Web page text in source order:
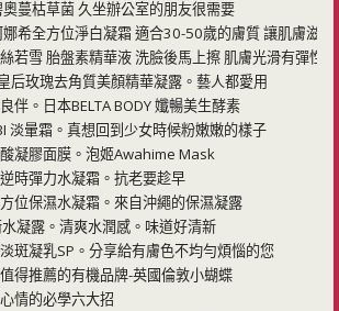
蔓枯草菌 久坐辦公室的朋友很需要
娜希全方位淨白凝霜 適合30-50歲的膚質 讓肌膚滋
若雪 胎盤素精華液 洗臉後馬上擦 肌膚光滑有彈性
后玫瑰去角質美顏精華凝露。藝人都愛用
伴。日本BELTA BODY 孅暢美生酵素
淡暈霜。真想回到少女時候粉嫩嫩的樣子
凝膠面膜。泡姬Awahime Mask
時彈力水凝霜。抗老要趁早
位保濕水凝霜。來自沖繩的保濕凝露
水凝露。清爽水潤感。味道好清新
斑凝乳SP。分享給有膚色不均勻煩惱的您
得推薦的有機品牌-英國倫敦小蝴蝶
情的必學六大招